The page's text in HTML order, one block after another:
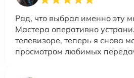
Рад, что выбрал именно эту
Мастера оперативно
телевизоре, теперь я снова
просмотром любимых